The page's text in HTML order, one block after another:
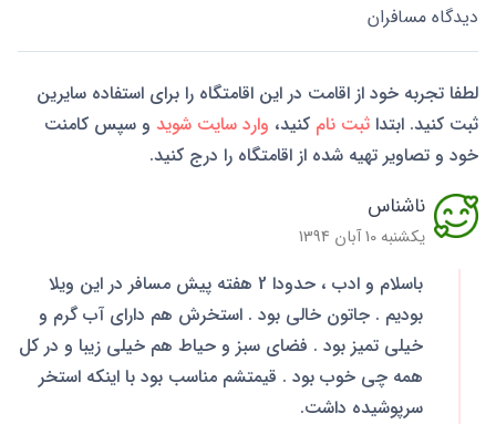
دیدگاه مسافران
لطفا تجربه خود از اقامت در این اقامتگاه را برای استفاده سایرین
ثبت کنید. ابتدا ثبت نام کنید، وارد سایت شوید و سپس کامنت
خود و تصاویر تهیه شده از اقامتگاه را درج کنید.
ناشناس
یکشنبه 10 آبان 1394
باسلام و ادب ، حدودا 2 هفته پیش مسافر در این ویلا
بودیم . جاتون خالی بود . استخرش هم دارای آب گرم و
خیلی تمیز بود . فضای سبز و حیاط هم خیلی زیبا و در کل
همه چی خوب بود . قیمتشم مناسب بود با اینکه استخر
سرپوشیده داشت.